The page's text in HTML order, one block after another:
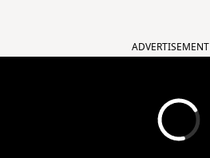
ADVERTISEMENT